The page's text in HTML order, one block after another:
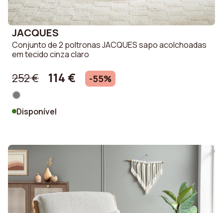
JACQUES
Conjunto de 2 poltronas JACQUES sapo acolchoadas
em tecido cinza claro
252 € 114 € -55%
Disponível